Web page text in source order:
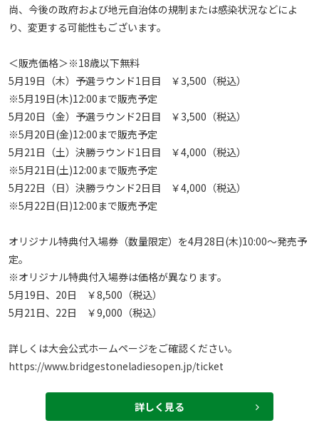
尚、今後の政府および地元自治体の規制または感染状況などによ
り、変更する可能性もございます。
＜販売価格＞※18歳以下無料
5月19日（木）予選ラウンド1日目　￥3,500（税込）
※5月19日(木)12:00まで販売予定
5月20日（金）予選ラウンド2日目　￥3,500（税込）
※5月20日(金)12:00まで販売予定
5月21日（土）決勝ラウンド1日目　￥4,000（税込）
※5月21日(土)12:00まで販売予定
5月22日（日）決勝ラウンド2日目　￥4,000（税込）
※5月22日(日)12:00まで販売予定
オリジナル特典付入場券（数量限定）を4月28日(木)10:00～発売予
定。
※オリジナル特典付入場券は価格が異なります。
5月19日、20日　￥8,500（税込）
5月21日、22日　￥9,000（税込）
https://www.bridgestoneladiesopen.jp/ticket
詳しく見る